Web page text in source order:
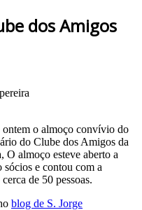
dos Amigos
ontem o almoço convívio do
do Clube dos Amigos da
O almoço esteve aberto a
sócios e contou com a
de 50 pessoas.
blog de S. Jorge